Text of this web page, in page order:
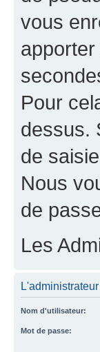
vous
Pour
dessus.
de
Nous
de
Les
Nom d'utilisateur:
Mot de passe: